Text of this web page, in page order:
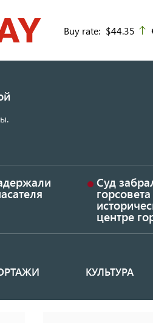
Buy rate: $44.35
Суд
центре
КУЛЬТУРА